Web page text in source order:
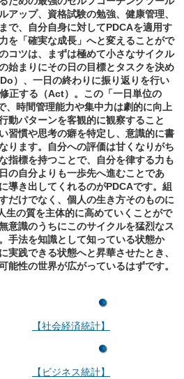
アップ、資格試験の勉強、健康管理、
で、自分自身に対してPDCAを適用す
を「確実な成長」へと変えることがで
コツは、まずは極めて小さなサイクル
始まりにその日の目標とタスクを決め
）、一日の終わりに振り返りを行い
正する（Act）。この「一日単位の
、時間管理能力や集中力は劇的に向上
動パターンを客観的に観察すること
習慣や思考の癖を特定し、意識的に書
ります。自分への評価は甘くなりがち
指標を持つことで、自分を律する力も
の自分よりも一歩先へ進むことであ
導き出してくれるのがPDCAです。組
だけでなく、個人の生き方そのものに
生の質を主体的に高めていくことがで
意識のうちにこのサイクルを猛烈なス
手法を知識として知っている状態か
実践できる状態へと昇華させたとき、
能性の世界が広がっているはずです。
【社会経済統計】
【ビジネス統計】